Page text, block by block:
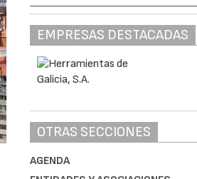
EMPRESAS DESTACADAS
OTRAS SECCIONES
AGENDA